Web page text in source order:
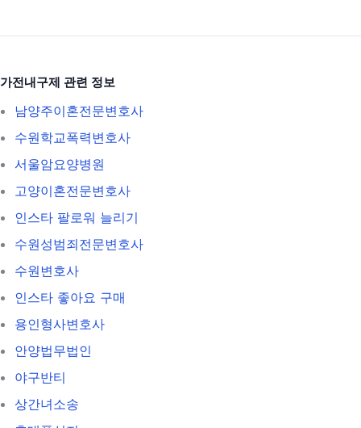
가전내구제 관련 정보
남양주이혼전문변호사
수원학교폭력변호사
서울암요양병원
고양이혼전문변호사
인스타 팔로워 늘리기
수원성범죄전문변호사
수원변호사
인스타 좋아요 구매
용인형사변호사
안양법무법인
야구반티
상간녀소송